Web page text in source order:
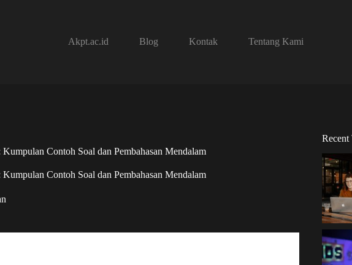
Akpt.ac.id
Blog Kontak Tentang Kami
Contoh Soal dan Pembahasan Mendalam
Contoh Soal dan Pembahasan Mendalam
Recent